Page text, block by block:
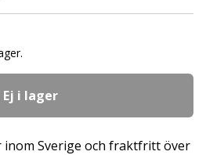
Ej i lager
inom Sverige och fraktfritt över